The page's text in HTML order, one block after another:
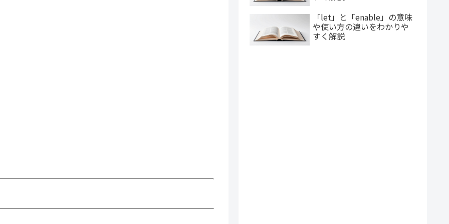
「let」と「enable」の意味
や使い方の違いをわかりや
すく解説